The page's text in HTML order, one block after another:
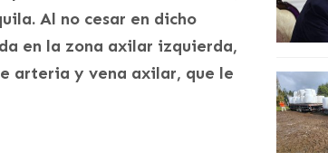
Al no cesar en dicho
en la zona axilar izquierda,
arteria y vena axilar, que le